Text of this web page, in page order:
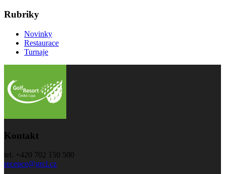
Rubriky
Novinky
Restaurace
Turnaje
Kontakt
tel. +420 702 150 500
recepce@grcl.cz